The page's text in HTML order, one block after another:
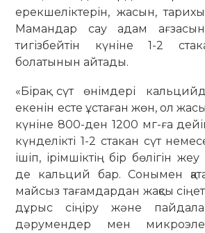
ерекшеліктерін, жасын,
Мамандар сау адам
тигізбейтін күніне 1-2
болатынын айтады.
«Бірақ сүт өнімдері
екенін есте ұстаған жөн, ол
күніне 800-ден 1200 мг-ға
күнделікті 1-2 стакан сүт
ішіп, ірімшіктің бір бөлігін
де кальций бар. Сонымен
майсыз тағамдардан жақсы
дұрыс сіңіру және
дәрумендер мен